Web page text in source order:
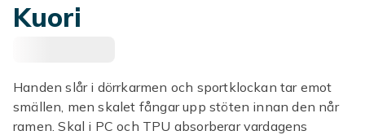
Kuori
Handen slår i dörrkarmen och sportklockan tar emot
smällen, men skalet fångar upp stöten innan den når
ramen. Skal i PC och TPU absorberar vardagens